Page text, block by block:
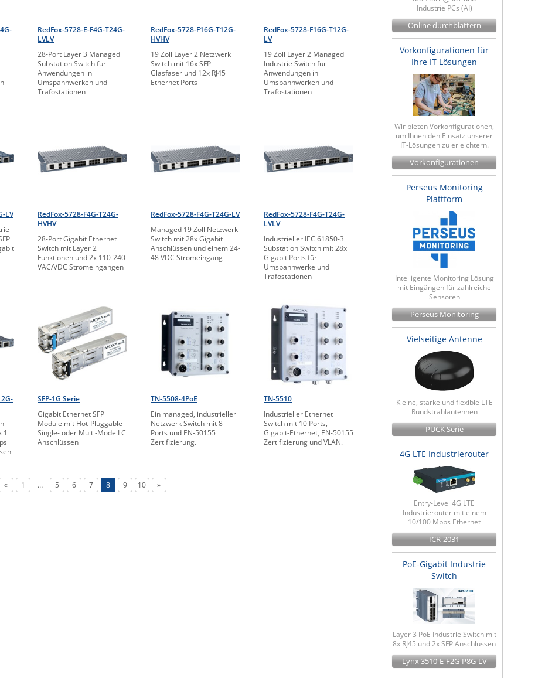
RedFox-5728-E-F4G-T24G-
LVLV
28-Port Layer 3 Managed
Substation Switch für
Anwendungen in
Umspannwerken und
Trafostationen
RedFox-5728-F16G-T12G-
HVHV
19 Zoll Layer 2 Netzwerk
Switch mit 16x SFP
Glasfaser und 12x RJ45
Ethernet Ports
RedFox-5728-F16G-T12G-
LV
19 Zoll Layer 2 Managed
Industrie Switch für
Anwendungen in
Umspannwerken und
Trafostationen
LV
RedFox-5728-F4G-T24G-
HVHV
28-Port Gigabit Ethernet
Switch mit Layer 2
Funktionen und 2x 110-240
VAC/VDC Stromeingängen
RedFox-5728-F4G-T24G-LV
Managed 19 Zoll Netzwerk
Switch mit 28x Gigabit
Anschlüssen und einem 24-
48 VDC Stromeingang
RedFox-5728-F4G-T24G-
LVLV
Industrieller IEC 61850-3
Substation Switch mit 28x
Gigabit Ports für
Umspannwerke und
Trafostationen
1
SFP-1G Serie
Gigabit Ethernet SFP
Module mit Hot-Pluggable
Single- oder Multi-Mode LC
Anschlüssen
TN-5508-4PoE
Ein managed, industrieller
Netzwerk Switch mit 8
Ports und EN-50155
Zertifizierung.
TN-5510
Industrieller Ethernet
Switch mit 10 Ports,
Gigabit-Ethernet, EN-50155
Zertifizierung und VLAN.
« 1 … 5 6 7 8 9 10 »
Industrie PCs (AI)
Online durchblättern
Vorkonfigurationen für
Ihre IT Lösungen
Wir bieten Vorkonfigurationen,
um Ihnen den Einsatz unserer
IT-Lösungen zu erleichtern.
Vorkonfigurationen
Perseus Monitoring
Plattform
Intelligente Monitoring Lösung
mit Eingängen für zahlreiche
Sensoren
Perseus Monitoring
Vielseitige Antenne
Kleine, starke und flexible LTE
Rundstrahlantennen
PUCK Serie
4G LTE Industrierouter
Entry-Level 4G LTE
Industrierouter mit einem
10/100 Mbps Ethernet
ICR-2031
PoE-Gigabit Industrie
Switch
Layer 3 PoE Industrie Switch mit
8x RJ45 und 2x SFP Anschlüssen
Lynx 3510-E-F2G-P8G-LV